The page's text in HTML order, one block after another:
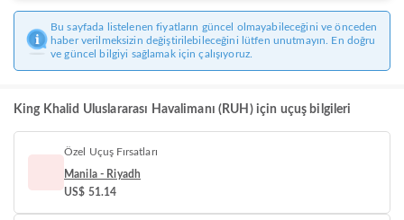
Bu sayfada listelenen fiyatların güncel olmayabileceğini ve önceden
haber verilmeksizin değiştirilebileceğini lütfen unutmayın. En doğru
ve güncel bilgiyi sağlamak için çalışıyoruz.
King Khalid Uluslararası Havalimanı (RUH) için uçuş bilgileri
Özel Uçuş Fırsatları
Manila - Riyadh
US$ 51.14